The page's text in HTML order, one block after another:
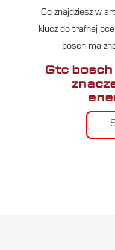
Co znajdziesz w
klucz do trafnej
bosch ma
Gtc